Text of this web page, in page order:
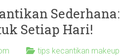
Setiap Hari!
tips kecantikan makeup